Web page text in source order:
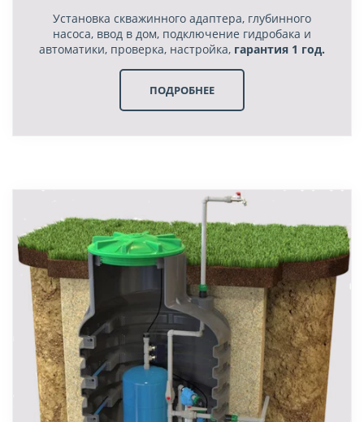
Установка скважинного адаптера, глубинного
насоса, ввод в дом, подключение гидробака и
автоматики, проверка, настройка, гарантия 1 год.
ПОДРОБНЕЕ